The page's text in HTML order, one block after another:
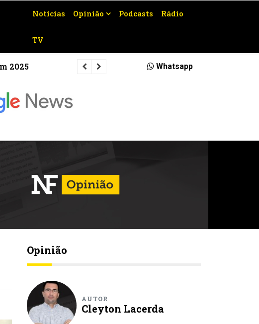
Notícias Opinião Podcasts Rádio
TV
2025 Campos recebe carreta para
Whatsapp
Opinião
AUTOR
Cleyton Lacerda